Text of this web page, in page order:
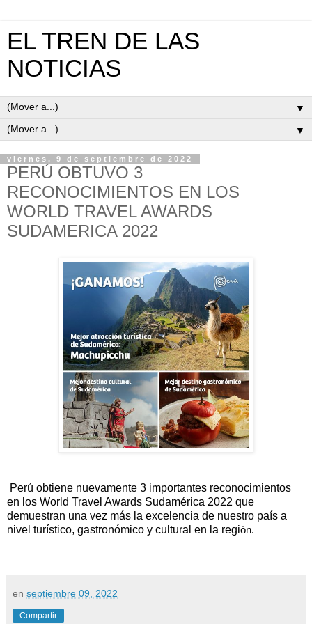
EL TREN DE LAS
NOTICIAS
▼
▼
viernes, 9 de septiembre de 2022
PERÚ OBTUVO 3
RECONOCIMIENTOS EN LOS
WORLD TRAVEL AWARDS
SUDAMERICA 2022
Perú obtiene nuevamente 3 importantes reconocimientos
en los World Travel Awards Sudamérica 2022 que
demuestran una vez más la excelencia de nuestro país a
nivel turístico, gastronómico y cultural en la región.
en septiembre 09, 2022
Compartir